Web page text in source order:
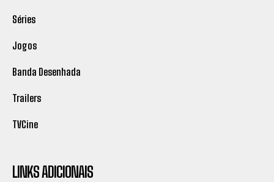
Séries
Jogos
Banda Desenhada
Trailers
TVCine
LINKS ADICIONAIS